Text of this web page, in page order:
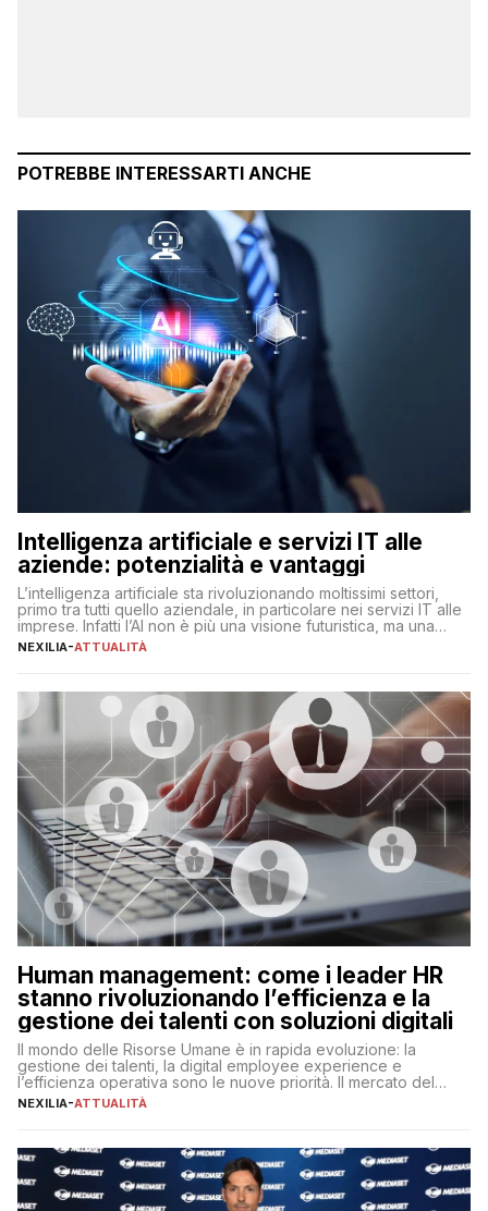
POTREBBE INTERESSARTI ANCHE
Intelligenza artificiale e servizi IT alle
aziende: potenzialità e vantaggi
L’intelligenza artificiale sta rivoluzionando moltissimi settori,
primo tra tutti quello aziendale, in particolare nei servizi IT alle
imprese. Infatti l’AI non è più una visione futuristica, ma una
realtà operativa che sta portando a un cambio significativo in
operazioni, bensì comporta […]
NEXILIA-ATTUALITÀ
Human management: come i leader HR
stanno rivoluzionando l’efficienza e la
gestione dei talenti con soluzioni digitali
Il mondo delle Risorse Umane è in rapida evoluzione: la
gestione dei talenti, la digital employee experience e
l’efficienza operativa sono le nuove priorità. Il mercato del
lavoro, d’altra parte, è sempre più competitivo con una lotta
NEXILIA-ATTUALITÀ